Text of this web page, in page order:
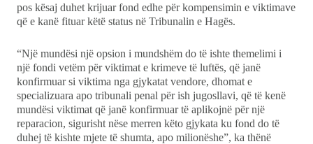
pos kësaj duhet krijuar fond edhe për kompensimin e viktimave
që e kanë fituar këtë status në Tribunalin e Hagës.
“Një mundësi një opsion i mundshëm do të ishte themelimi i
një fondi vetëm për viktimat e krimeve të luftës, që janë
konfirmuar si viktima nga gjykatat vendore, dhomat e
specializuara apo tribunali penal për ish jugosllavi, që të kenë
mundësi viktimat që janë konfirmuar të aplikojnë për një
reparacion, sigurisht nëse merren këto gjykata ku fond do të
duhej të kishte mjete të shumta, apo milionëshe”, ka thënë